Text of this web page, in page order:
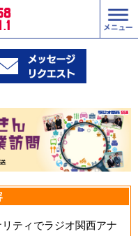
ティでラジオ関西アナ